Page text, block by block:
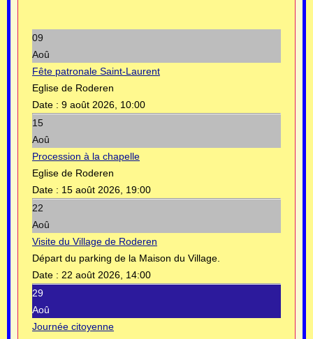
09
Aoû
Fête patronale Saint-Laurent
Eglise de Roderen
Date : 9 août 2026, 10:00
15
Aoû
Procession à la chapelle
Eglise de Roderen
Date : 15 août 2026, 19:00
22
Aoû
Visite du Village de Roderen
Départ du parking de la Maison du Village.
Date : 22 août 2026, 14:00
29
Aoû
Journée citoyenne